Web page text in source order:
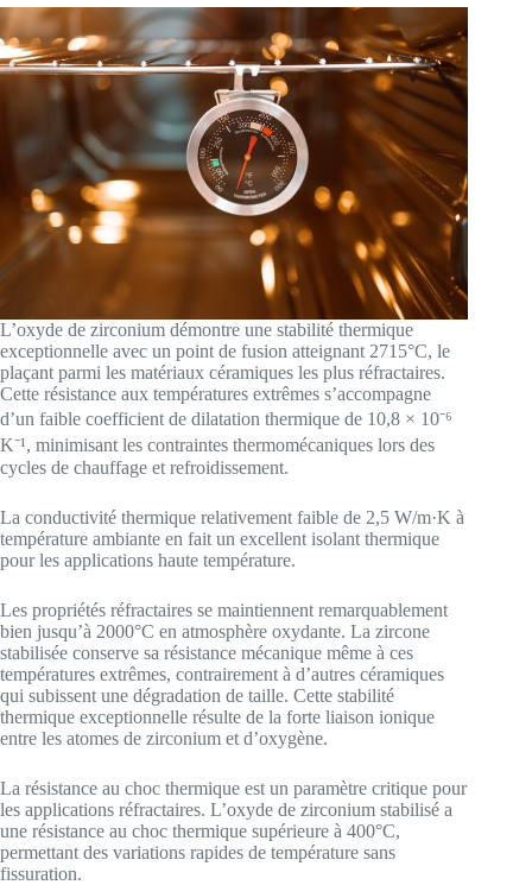
L’oxyde de zirconium démontre une stabilité thermique
exceptionnelle avec un point de fusion atteignant 2715°C, le
plaçant parmi les matériaux céramiques les plus réfractaires.
Cette résistance aux températures extrêmes s’accompagne
d’un faible coefficient de dilatation thermique de 10,8 × 10⁻⁶
K⁻¹, minimisant les contraintes thermomécaniques lors des
cycles de chauffage et refroidissement.
La conductivité thermique relativement faible de 2,5 W/m·K à
température ambiante en fait un excellent isolant thermique
pour les applications haute température.
Les propriétés réfractaires se maintiennent remarquablement
bien jusqu’à 2000°C en atmosphère oxydante. La zircone
stabilisée conserve sa résistance mécanique même à ces
températures extrêmes, contrairement à d’autres céramiques
qui subissent une dégradation de taille. Cette stabilité
thermique exceptionnelle résulte de la forte liaison ionique
entre les atomes de zirconium et d’oxygène.
La résistance au choc thermique est un paramètre critique pour
les applications réfractaires. L’oxyde de zirconium stabilisé a
une résistance au choc thermique supérieure à 400°C,
permettant des variations rapides de température sans
fissuration.